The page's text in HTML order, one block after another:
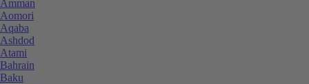
Amman
Aomori
Aqaba
Ashdod
Atami
Bahrain
Baku